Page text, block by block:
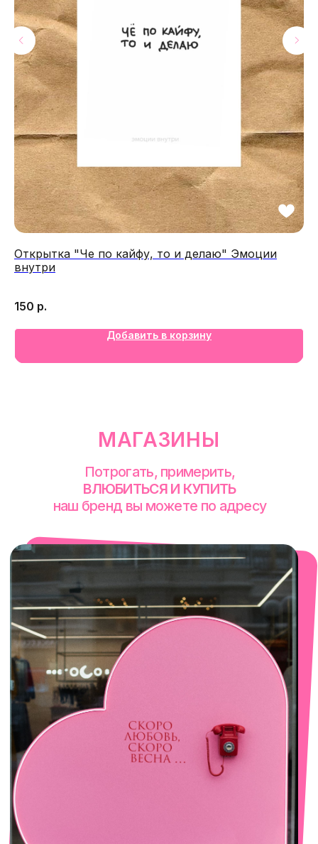
Открытка "Че по кайфу, то и делаю" Эмоции
внутри
150 р.
Добавить в корзину
Сакко и Ванцетти, 99
смотреть в Яндекс. Картах
МАГАЗИНЫ
Потрогать, примерить,
ВЛЮБИТЬСЯ И КУПИТЬ
наш бренд вы можете по адресу
Сочи
Село Эстосадок, ТРЦ Горки Молл,
Горная Карусель, 3
+7 (919) 374-04-04
с 10-00 до 22-00
смотреть в Яндекс. Картах